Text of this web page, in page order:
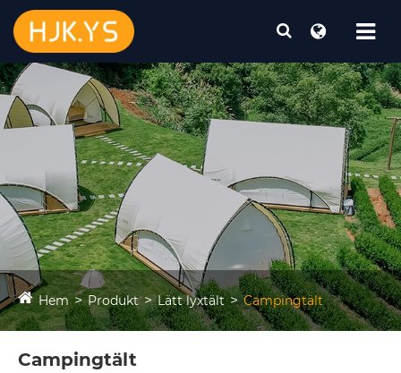
Hem Produkt Lätt lyxtält Campingtält
Campingtält